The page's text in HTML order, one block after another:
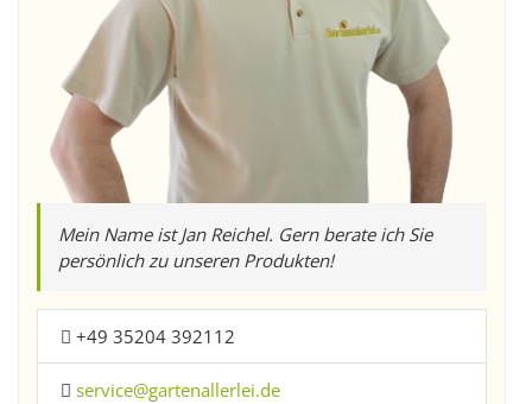
Mein Name ist Jan Reichel. Gern berate ich Sie
persönlich zu unseren Produkten!
+49 35204 392112
service@gartenallerlei.de